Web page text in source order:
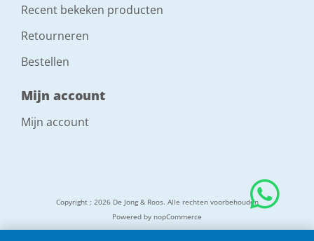
Recent bekeken producten
Retourneren
Bestellen
Mijn account
Mijn account
Copyright ; 2026 De Jong & Roos. Alle rechten voorbehouden
Powered by nopCommerce